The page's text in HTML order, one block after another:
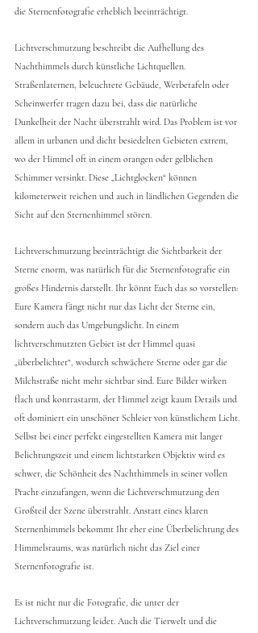
die Sternenfotografie erheblich beeinträchtigt.
Lichtverschmutzung beschreibt die Aufhellung des
Nachthimmels durch künstliche Lichtquellen.
Straßenlaternen, beleuchtete Gebäude, Werbetafeln oder
Scheinwerfer tragen dazu bei, dass die natürliche
Dunkelheit der Nacht überstrahlt wird. Das Problem ist vor
allem in urbanen und dicht besiedelten Gebieten extrem,
wo der Himmel oft in einem orangen oder gelblichen
Schimmer versinkt. Diese „Lichtglocken“ können
kilometerweit reichen und auch in ländlichen Gegenden die
Sicht auf den Sternenhimmel stören.
Lichtverschmutzung beeinträchtigt die Sichtbarkeit der
Sterne enorm, was natürlich für die Sternenfotografie ein
großes Hindernis darstellt. Ihr könnt Euch das so vorstellen:
Eure Kamera fängt nicht nur das Licht der Sterne ein,
sondern auch das Umgebungslicht. In einem
lichtverschmutzten Gebiet ist der Himmel quasi
„überbelichtet“, wodurch schwächere Sterne oder gar die
Milchstraße nicht mehr sichtbar sind. Eure Bilder wirken
flach und kontrastarm, der Himmel zeigt kaum Details und
oft dominiert ein unschöner Schleier von künstlichem Licht.
Selbst bei einer perfekt eingestellten Kamera mit langer
Belichtungszeit und einem lichtstarken Objektiv wird es
schwer, die Schönheit des Nachthimmels in seiner vollen
Pracht einzufangen, wenn die Lichtverschmutzung den
Großteil der Szene überstrahlt. Anstatt eines klaren
Sternenhimmels bekommt Ihr eher eine Überbelichtung des
Himmelsraums, was natürlich nicht das Ziel einer
Sternenfotografie ist.
Es ist nicht nur die Fotografie, die unter der
Lichtverschmutzung leidet. Auch die Tierwelt und die